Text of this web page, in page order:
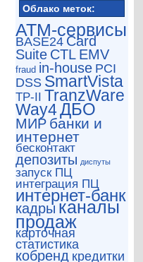
Облако меток:
ATM-сервисы
BASE24 Card
Suite CTL EMV
fraud in-house PCI
DSS SmartVista
TP-II TranzWare
Way4ДБО
МИР банки и
интернет
бесконтакт
депозиты диспуты
запуск ПЦ
интеграция ПЦ
интернет-банк
кадры каналы
продаж
карточная
статистика
кобренд кредитки